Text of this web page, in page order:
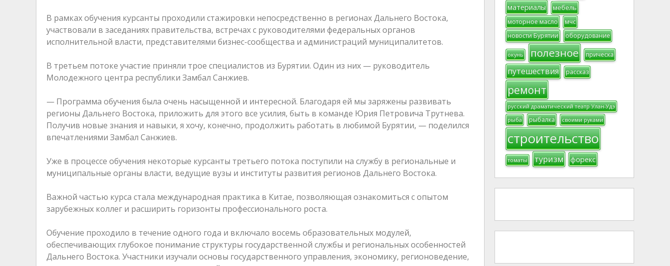
В рамках обучения курсанты проходили стажировки непосредственно в регионах Дальнего Востока,
участвовали в заседаниях правительства, встречах с руководителями федеральных органов
исполнительной власти, представителями бизнес-сообщества и администраций муниципалитетов.
В третьем потоке участие приняли трое специалистов из Бурятии. Один из них — руководитель
Молодежного центра республики Замбал Санжиев.
— Программа обучения была очень насыщенной и интересной. Благодаря ей мы заряжены развивать
регионы Дальнего Востока, приложить для этого все усилия, быть в команде Юрия Петровича Трутнева.
Получив новые знания и навыки, я хочу, конечно, продолжить работать в любимой Бурятии, — поделился
впечатлениями Замбал Санжиев.
Уже в процессе обучения некоторые курсанты третьего потока поступили на службу в региональные и
муниципальные органы власти, ведущие вузы и институты развития регионов Дальнего Востока.
Важной частью курса стала международная практика в Китае, позволяющая ознакомиться с опытом
зарубежных коллег и расширить горизонты профессионального роста.
Обучение проходило в течение одного года и включало восемь образовательных модулей,
обеспечивающих глубокое понимание структуры государственной службы и региональных особенностей
Дальнего Востока. Участники изучали основы государственного управления, экономику, регионоведение,
материалы мебель
моторное масло
мчс
новости Бурятии
оборудование
окунь полезное прическа
путешествия рассказ
ремонт
русский драматический театр Улан-Удэ
рыба
рыбалка своими руками
строительство
томаты туризм форекс